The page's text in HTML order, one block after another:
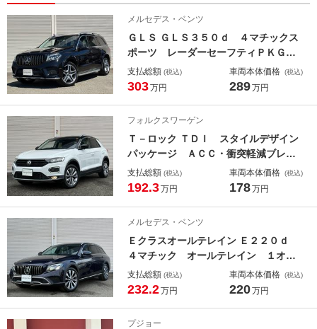
メルセデス・ベンツ
ＧＬＳ ＧＬＳ３５０ｄ ４マチックス
ポーツ レーダーセーフティＰＫＧ・
ＡＭＧスポーツＰＫＧ・パノラマミッ
クスカイルーフ・黒革シート・地デジ
ライト
支払総額 (税込)
303万円
車両本体価格 (税込)
289万円
フォルクスワーゲン
Ｔ－ロック ＴＤＩ スタイルデザイン
パッケージ ＡＣＣ・衝突軽減ブレー
キ・レーンアシスト・ブラインドスポ
ット警告・カープレイ対応純正ナビ・
ＬＥＤライト
支払総額 (税込)
192.3万円
車両本体価格 (税込)
178万円
メルセデス・ベンツ
Ｅクラスオールテレイン Ｅ２２０ｄ
４マチック オールテレイン １オー
ナー・中期型・レーダーセーフティＰ
ＫＧ・エクスクルーシブＰＫＧ・黒革
支払総額 (税込)
232.2万円
車両本体価格 (税込)
220万円
プジョー